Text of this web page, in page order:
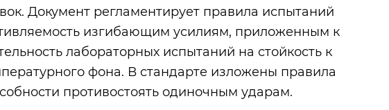
Документ регламентирует правила испытаний
изгибающим усилиям, приложенным к
лабораторных испытаний на стойкость к
фона. В стандарте изложены правила
противостоять одиночным ударам.